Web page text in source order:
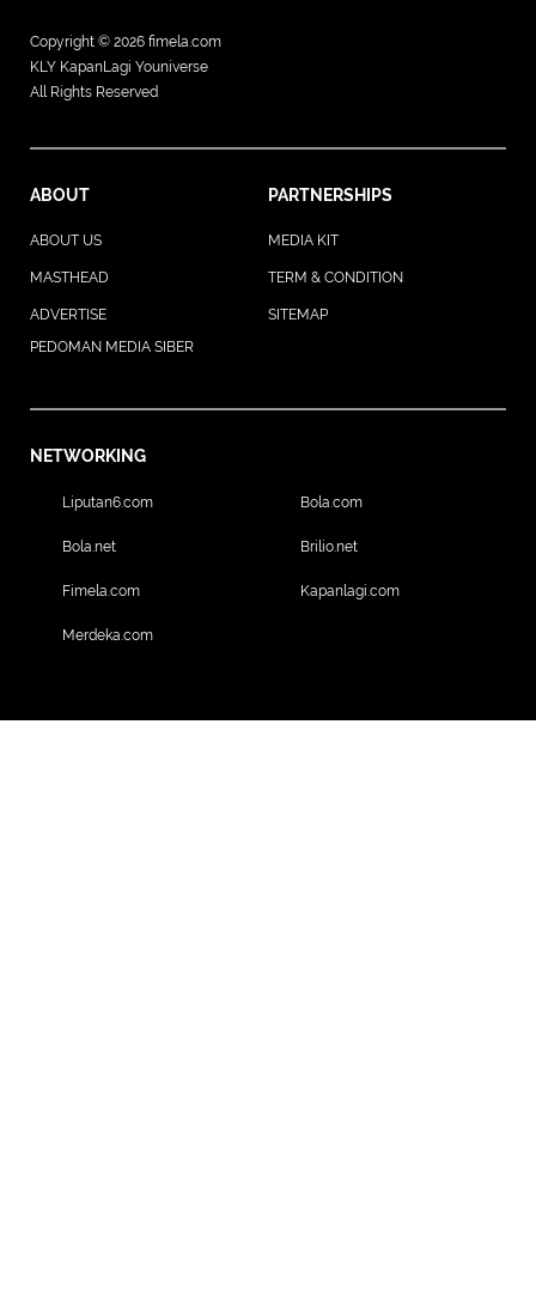
Copyright © 2026 fimela.com
KLY KapanLagi Youniverse
All Rights Reserved
ABOUT PARTNERSHIPS
ABOUT US MEDIA KIT
MASTHEAD TERM & CONDITION
ADVERTISE
SITEMAP
PEDOMAN MEDIA SIBER
NETWORKING
Liputan6.com Bola.com
Bola.net Brilio.net
Fimela.com Kapanlagi.com
Merdeka.com